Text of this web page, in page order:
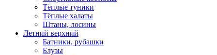
Тёплые туники
Тёплые халаты
Штаны, лосины
Летний верхний
Батники, рубашки
Блузы